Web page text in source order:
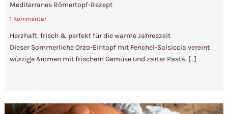
Mediterranes Römertopf-Rezept
1 Kommentar
Herzhaft, frisch & perfekt für die warme Jahreszeit
Dieser Sommerliche Orzo-Eintopf mit Fenchel-Salsiccia vereint
würzige Aromen mit frischem Gemüse und zarter Pasta. […]